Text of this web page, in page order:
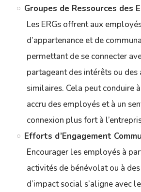
Groupes de Ressources des
Les ERGs offrent aux
d’appartenance et de
permettant de se connecter
partageant des intérêts ou des
similaires. Cela peut conduire
accru des employés et à un
connexion plus fort à
Efforts d’Engagement
Encourager les employés à
activités de bénévolat ou à
d’impact social s’aligne avec